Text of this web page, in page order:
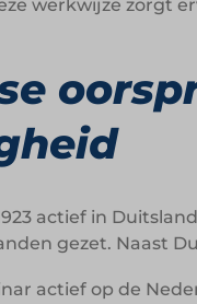
werkwijze zorgt
actief in
gezet. Naast
actief op de